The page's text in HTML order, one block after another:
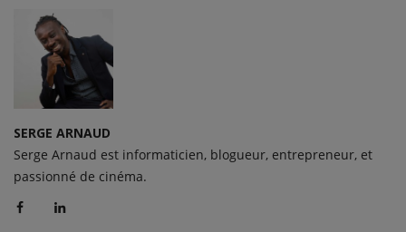
SERGE ARNAUD
Serge Arnaud est informaticien, blogueur, entrepreneur, et
passionné de cinéma.